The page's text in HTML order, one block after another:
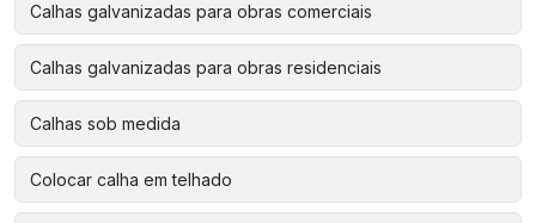
Calhas galvanizadas para obras comerciais
Calhas galvanizadas para obras residenciais
Calhas sob medida
Colocar calha em telhado